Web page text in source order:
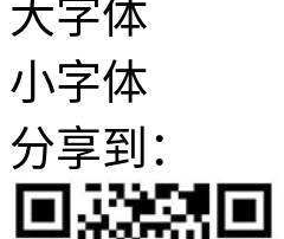
大字体
小字体
分享到：